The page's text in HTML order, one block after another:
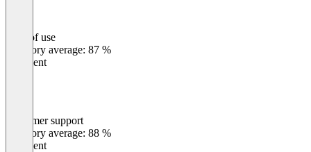
Ease of use
Category average: 87 %
Excellent
Customer support
Category average: 88 %
Excellent